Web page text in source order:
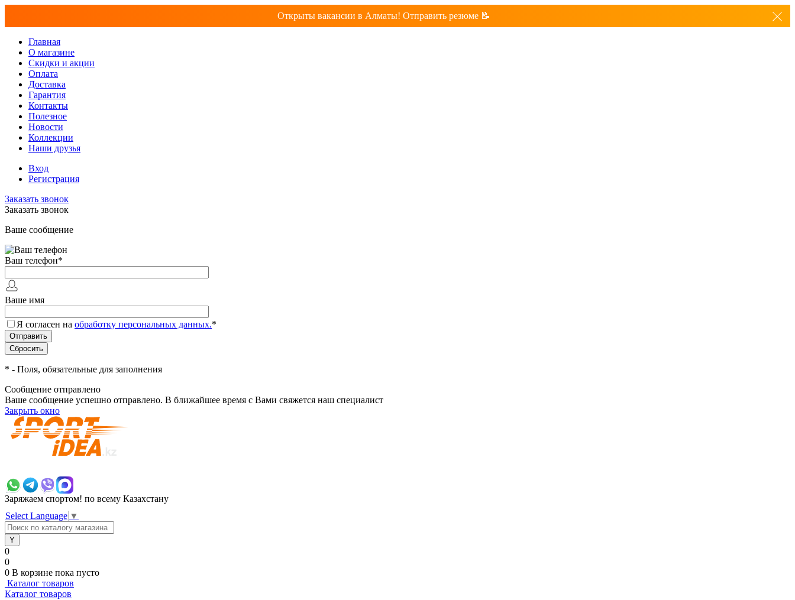
Открыты вакансии в Алматы! Отправить резюме 📝
Главная
О магазине
Скидки и акции
Оплата
Доставка
Гарантия
Контакты
Полезное
Новости
Коллекции
Наши друзья
Вход
Регистрация
Заказать звонок
Заказать звонок
Ваше сообщение
Ваш телефон*
Ваше имя
Я согласен на обработку персональных данных.*
* - Поля, обязательные для заполнения
Сообщение отправлено
Ваше сообщение успешно отправлено. В ближайшее время с Вами свяжется наш специалист
Закрыть окно
Заряжаем спортом! по всему Казахстану
Select Language ▼
0
0
0 В корзине пока пусто
Каталог товаров
Каталог товаров